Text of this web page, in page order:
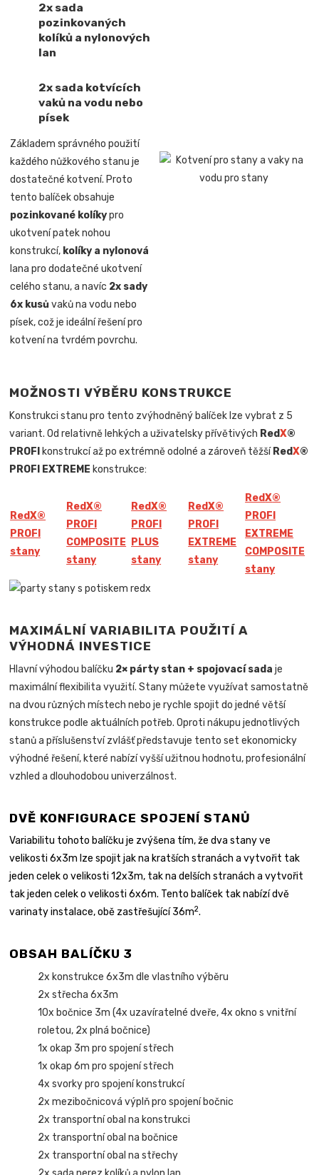
2x sada
pozinkovaných
kolíků a nylonových
lan
2x sada kotvících
vaků na vodu nebo
písek
Základem správného použití
každého nůžkového stanu je
dostatečné kotvení. Proto
tento balíček obsahuje
pozinkované kolíkypro
ukotvení patek nohou
konstrukcí, kolíky a nylonová
lana pro dodatečné ukotvení
celého stanu, a navíc 2x sady
6x kusůvaků na vodu nebo
písek, což je ideální řešení pro
kotvení na tvrdém povrchu.
MOŽNOSTI VÝBĚRU KONSTRUKCE
Konstrukci stanu pro tento zvýhodněný balíček lze vybrat z 5
variant. Od relativně lehkých a uživatelsky přívětivých RedX®
PROFI konstrukcí až po extrémně odolné a zároveň těžší RedX®
PROFI EXTREME konstrukce:
RedX®
PROFI
stany
RedX®
PROFI
COMPOSITE
stany
RedX®
PROFI
PLUS
stany
RedX®
PROFI
EXTREME
stany
RedX®
PROFI
EXTREME
COMPOSITE
stany
MAXIMÁLNÍ VARIABILITA POUŽITÍ A
VÝHODNÁ INVESTICE
Hlavní výhodou balíčku 2× párty stan + spojovací sada je
maximální flexibilita využití. Stany můžete využívat samostatně
na dvou různých místech nebo je rychle spojit do jedné větší
konstrukce podle aktuálních potřeb. Oproti nákupu jednotlivých
stanů a příslušenství zvlášť představuje tento set ekonomicky
výhodné řešení, které nabízí vyšší užitnou hodnotu, profesionální
vzhled a dlouhodobou univerzálnost.
DVĚ KONFIGURACE SPOJENÍ STANŮ
Variabilitu tohoto balíčku je zvýšena tím, že dva stany ve
velikosti 6x3m lze spojit jak na kratších stranách a vytvořit tak
jeden celek o velikosti 12x3m, tak na delších stranách a vytvořit
tak jeden celek o velikosti 6x6m. Tento balíček tak nabízí dvě
varinaty instalace, obě zastřešující 36m2.
OBSAH BALÍČKU 3
2x konstrukce 6x3m dle vlastního výběru
2x střecha 6x3m
10x bočnice 3m (4x uzavíratelné dveře, 4x okno s vnitřní
roletou, 2x plná bočnice)
1x okap 3m pro spojení střech
1x okap 6m pro spojení střech
4x svorky pro spojení konstrukcí
2x mezibočnicová výplň pro spojení bočnic
2x transportní obal na konstrukci
2x transportní obal na bočnice
2x transportní obal na střechy